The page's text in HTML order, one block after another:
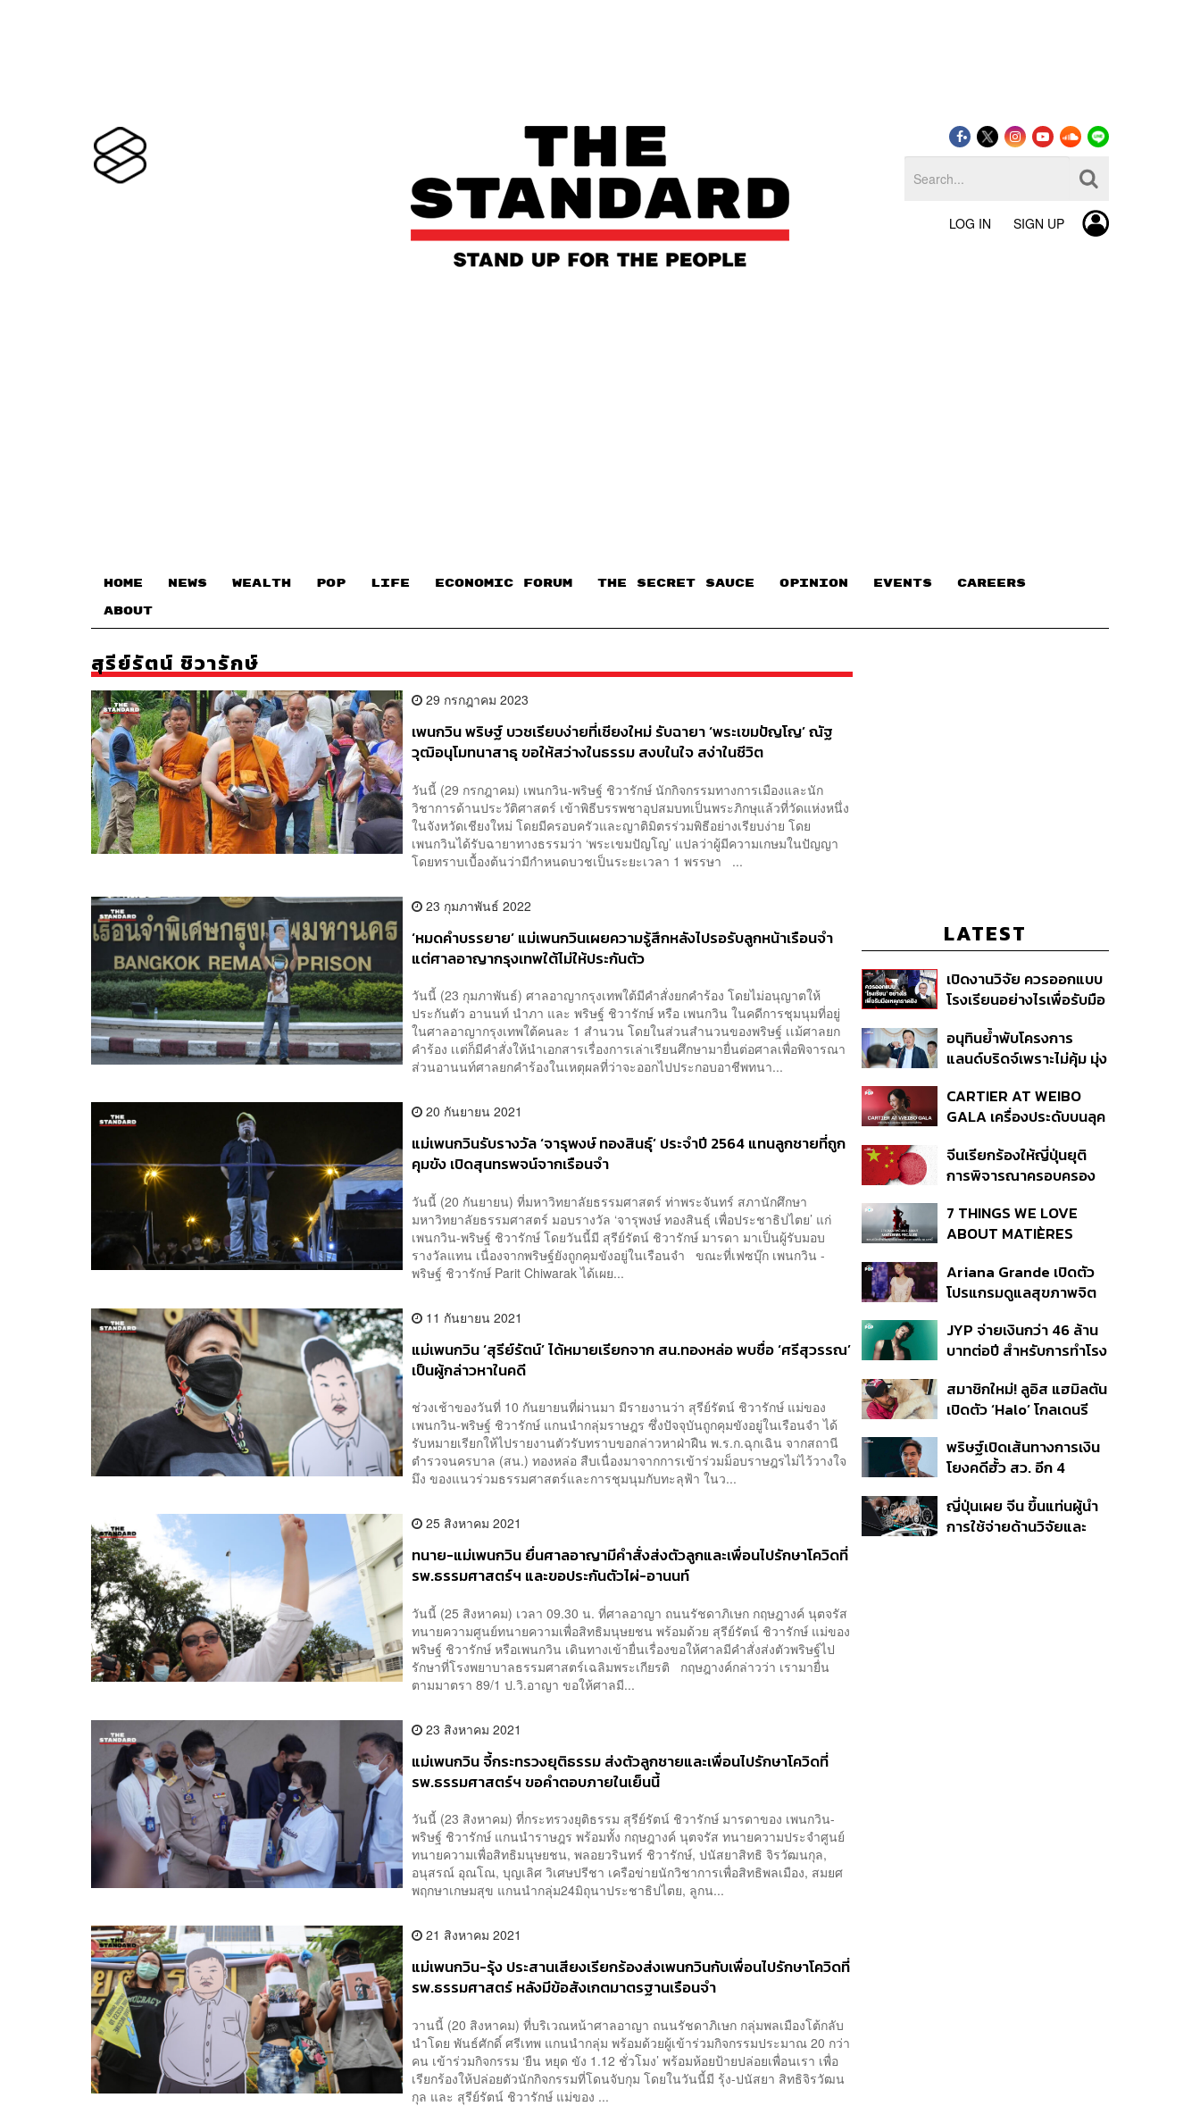
LOG IN SIGN UP
HOME NEWS WEALTH POP LIFE ECONOMIC FORUM THE SECRET SAUCE​ OPINION EVENTS CAREERS
ABOUT
สุรีย์รัตน์ ชิวารักษ์
29 กรกฎาคม 2023
เพนกวิน พริษฐ์ บวชเรียบง่ายที่เชียงใหม่ รับฉายา ‘พระเขมปัญโญ’ ณัฐ
วุฒิอนุโมทนาสาธุ ขอให้สว่างในธรรม สงบในใจ สง่าในชีวิต
วันนี้ (29 กรกฎาคม) เพนกวิน-พริษฐ์ ชิวารักษ์ นักกิจกรรมทางการเมืองและนัก
วิชาการด้านประวัติศาสตร์ เข้าพิธีบรรพชาอุปสมบทเป็นพระภิกษุแล้วที่วัดแห่งหนึ่ง
ในจังหวัดเชียงใหม่ โดยมีครอบครัวและญาติมิตรร่วมพิธีอย่างเรียบง่าย โดย
เพนกวินได้รับฉายาทางธรรมว่า ‘พระเขมปัญโญ’ แปลว่าผู้มีความเกษมในปัญญา
โดยทราบเบื้องต้นว่ามีกำหนดบวชเป็นระยะเวลา 1 พรรษา ...
23 กุมภาพันธ์ 2022
‘หมดคำบรรยาย’ แม่เพนกวินเผยความรู้สึกหลังไปรอรับลูกหน้าเรือนจำ
แต่ศาลอาญากรุงเทพใต้ไม่ให้ประกันตัว
วันนี้ (23 กุมภาพันธ์) ศาลอาญากรุงเทพใต้มีคำสั่งยกคำร้อง โดยไม่อนุญาตให้
ประกันตัว อานนท์ นำภา และ พริษฐ์ ชิวารักษ์ หรือ เพนกวิน ในคดีการชุมนุมที่อยู่
ในศาลอาญากรุงเทพใต้คนละ 1 สำนวน โดยในส่วนสำนวนของพริษฐ์ เเม้ศาลยก
คำร้อง เเต่ก็มีคำสั่งให้นำเอกสารเรื่องการเล่าเรียนศึกษามายื่นต่อศาลเพื่อพิจารณา
ส่วนอานนท์ศาลยกคำร้องในเหตุผลที่ว่าจะออกไปประกอบอาชีพทนา...
20 กันยายน 2021
แม่เพนกวินรับรางวัล ‘จารุพงษ์ ทองสินธุ์’ ประจำปี 2564 แทนลูกชายที่ถูก
คุมขัง เปิดสุนทรพจน์จากเรือนจำ
วันนี้ (20 กันยายน) ที่มหาวิทยาลัยธรรมศาสตร์ ท่าพระจันทร์ สภานักศึกษา
มหาวิทยาลัยธรรมศาสตร์ มอบรางวัล ‘จารุพงษ์ ทองสินธุ์ เพื่อประชาธิปไตย’ แก่
เพนกวิน-พริษฐ์ ชิวารักษ์ โดยวันนี้มี สุรีย์รัตน์ ชิวารักษ์ มารดา มาเป็นผู้รับมอบ
รางวัลแทน เนื่องจากพริษฐ์ยังถูกคุมขังอยู่ในเรือนจำ ขณะที่เฟซบุ๊ก เพนกวิน -
พริษฐ์ ชิวารักษ์ Parit Chiwarak ได้เผย...
11 กันยายน 2021
แม่เพนกวิน ‘สุรีย์รัตน์’ ได้หมายเรียกจาก สน.ทองหล่อ พบชื่อ ‘ศรีสุวรรณ’
เป็นผู้กล่าวหาในคดี
ช่วงเช้าของวันที่ 10 กันยายนที่ผ่านมา มีรายงานว่า สุรีย์รัตน์ ชิวารักษ์ แม่ของ
เพนกวิน-พริษฐ์ ชิวารักษ์ แกนนำกลุ่มราษฎร ซึ่งปัจจุบันถูกคุมขังอยู่ในเรือนจำ ได้
รับหมายเรียกให้ไปรายงานตัวรับทราบขอกล่าวหาฝ่าฝืน พ.ร.ก.ฉุกเฉิน จากสถานี
ตำรวจนครบาล (สน.) ทองหล่อ สืบเนื่องมาจากการเข้าร่วมม็อบราษฎรไม่ไว้วางใจ
มึง ของแนวร่วมธรรมศาสตร์และการชุมนุมกับทะลุฟ้า ในว...
25 สิงหาคม 2021
ทนาย-แม่เพนกวิน ยื่นศาลอาญามีคำสั่งส่งตัวลูกและเพื่อนไปรักษาโควิดที่
รพ.ธรรมศาสตร์ฯ และขอประกันตัวไผ่-อานนท์
วันนี้ (25 สิงหาคม) เวลา 09.30 น. ที่ศาลอาญา ถนนรัชดาภิเษก กฤษฎางค์ นุตจรัส
ทนายความศูนย์ทนายความเพื่อสิทธิมนุษยชน พร้อมด้วย สุรีย์รัตน์ ชิวารักษ์ แม่ของ
พริษฐ์ ชิวารักษ์ หรือเพนกวิน เดินทางเข้ายื่นเรื่องขอให้ศาลมีคำสั่งส่งตัวพริษฐ์ไป
รักษาที่โรงพยาบาลธรรมศาสตร์เฉลิมพระเกียรติ กฤษฎางค์กล่าวว่า เรามายื่น
ตามมาตรา 89/1 ป.วิ.อาญา ขอให้ศาลมี...
23 สิงหาคม 2021
แม่เพนกวิน จี้กระทรวงยุติธรรม ส่งตัวลูกชายและเพื่อนไปรักษาโควิดที่
รพ.ธรรมศาสตร์ฯ ขอคำตอบภายในเย็นนี้
วันนี้ (23 สิงหาคม) ที่กระทรวงยุติธรรม สุรีย์รัตน์ ชิวารักษ์ มารดาของ เพนกวิน-
พริษฐ์ ชิวารักษ์ แกนนำราษฎร พร้อมทั้ง กฤษฎางค์ นุตจรัส ทนายความประจำศูนย์
ทนายความเพื่อสิทธิมนุษยชน, พลอยวรินทร์ ชิวารักษ์, ปนัสยาสิทธิ จิรวัฒนกุล,
อนุสรณ์ อุณโณ, บุญเลิศ วิเศษปรีชา เครือข่ายนักวิชาการเพื่อสิทธิพลเมือง, สมยศ
พฤกษาเกษมสุข แกนนำกลุ่ม24มิถุนาประชาธิปไตย, ลูกน...
21 สิงหาคม 2021
แม่เพนกวิน-รุ้ง ประสานเสียงเรียกร้องส่งเพนกวินกับเพื่อนไปรักษาโควิดที่
รพ.ธรรมศาสตร์ หลังมีข้อสังเกตมาตรฐานเรือนจำ
วานนี้ (20 สิงหาคม) ที่บริเวณหน้าศาลอาญา ถนนรัชดาภิเษก กลุ่มพลเมืองโต้กลับ
นำโดย พันธ์ศักดิ์ ศรีเทพ แกนนำกลุ่ม พร้อมด้วยผู้เข้าร่วมกิจกรรมประมาณ 20 กว่า
คน เข้าร่วมกิจกรรม ‘ยืน หยุด ขัง 1.12 ชั่วโมง’ พร้อมห้อยป้ายปล่อยเพื่อนเรา เพื่อ
เรียกร้องให้ปล่อยตัวนักกิจกรรมที่โดนจับกุม โดยในวันนี้มี รุ้ง-ปนัสยา สิทธิจิรวัฒน
กุล และ สุรีย์รัตน์ ชิวารักษ์ แม่ของ ...
LATEST
เปิดงานวิจัย ควรออกแบบ
โรงเรียนอย่างไรเพื่อรับมือ
อนุทินย้ำพับโครงการ
แลนด์บริดจ์เพราะไม่คุ้ม มุ่ง
รองรับอ่าวไทย-อันดามัน
CARTIER AT WEIBO
GALA เครื่องประดับบนลุค
สำคัญ
จีนเรียกร้องให้ญี่ปุ่นยุติ
การพิจารณาครอบครอง
7 THINGS WE LOVE
ABOUT MATIÈRES
Ariana Grande เปิดตัว
โปรแกรมดูแลสุขภาพจิต
ดนตรี
JYP จ่ายเงินกว่า 46 ล้าน
บาทต่อปี สำหรับการทำโรง
สมาชิกใหม่! ลูอิส แฮมิลตัน
เปิดตัว ‘Halo’ โกลเดนรี
พริษฐ์เปิดเส้นทางการเงิน
โยงคดีฮั้ว สว. อีก 4
อำนาจเจริญโอนเงินให้เจ้า
หน้าที่ กกต. ฝ่ายสืบสวน
ญี่ปุ่นเผย จีน ขึ้นแท่นผู้นำ
การใช้จ่ายด้านวิจัยและ